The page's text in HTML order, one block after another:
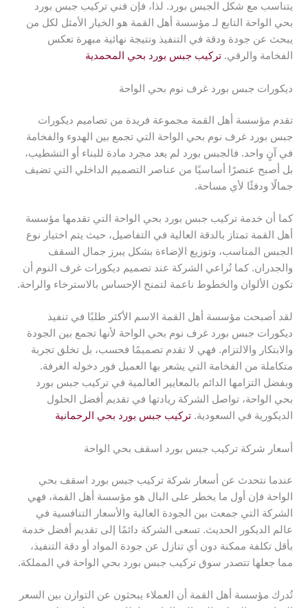
يتناسب مع شكل الجبس بورد. لذا، فإن فني تركيب جبس بورد
بحي الواحة التابع لـ مؤسسة أهل القمة هو الخيار الأمثل لكل من
يبحث عن جودة ودقة في التنفيذ ونتيجة نهائية مبهرة تعكس
الفخامة والرقي.تركيب جبس بورد بحي المحمدية
ديكورات جبس بورد غرف نوم بحي الواحة
تقدم مؤسسة أهل القمة مجموعة فريدة من تصاميم ديكورات
جبس بورد غرف نوم بحي الواحة التي تجمع بين الهدوء والفخامة
في آنٍ واحد. فالجبس بورد لم يعد مجرد مادة للبناء أو التشطيب،
بل أصبح عنصرًا أساسيًا من عناصر التصميم الداخلي التي تضيف
جمالًا ودفئًا لأي مساحة.
كما أن خدمة تركيب جبس بورد بحي الواحة التي تقدمها مؤسسة
أهل القمة تمتاز بالدقة العالية في التفاصيل، حيث يتم اختيار نوع
الجبس المناسب، وتوزيع الإضاءة بشكل يبرز جمال السقف
والجدران. كما تُراعي الشركة عند تصميم ديكورات غرف النوم أن
تكون الألوان والخطوط ناعمة لتمنح الإحساس بالاسترخاء والراحة.
لقد أصبحت مؤسسة أهل القمة الاسم الأكثر طلبًا في تنفيذ
ديكورات جبس بورد غرف نوم بحي الواحة لأنها تجمع بين الجودة
والابتكار والالتزام. فهي لا تقدم تصميمًا فحسب، بل تخلق تجربة
متكاملة من الفخامة التي يشعر بها العميل فور دخوله الغرفة.
وبفضل التزامها الدائم بالمعايير العالمية في تركيب جبس بورد
بحي الواحة، تواصل الشركة ريادتها في تقديم أفضل الحلول
الديكورية في السعودية.تركيب جبس بورد بحي الرحمانية
أسعار شركة تركيب جبس بورد اسقف بحي الواحة
عندما نتحدث عن أسعار شركة تركيب جبس بورد اسقف بحي
الواحة فإن أول ما يخطر على البال هو مؤسسة أهل القمة، فهي
الشركة التي جمعت بين الجودة العالية والأسعار التنافسية في
عالم الديكور الحديث. تسعى الشركة دائمًا إلى تقديم أفضل خدمة
بأقل تكلفة ممكنة دون أي تنازل عن جودة المواد أو دقة التنفيذ،
مما جعلها تتصدر سوق تركيب جبس بورد بحي الواحة في المملكة.
تُدرك مؤسسة أهل القمة أن العملاء يبحثون عن التوازن بين السعر